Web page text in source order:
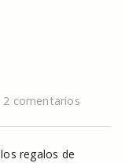
2 comentarios
regalos de